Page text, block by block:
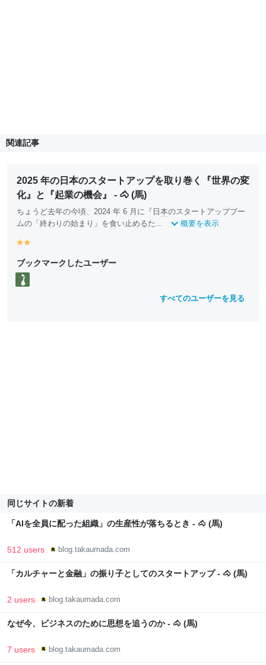
関連記事
2025 年の日本のスタートアップを取り巻く『世界の変
化』と『起業の機会』 - 🐴 (馬)
ちょうど去年の今頃、2024 年 6 月に『日 本のスタートアップブー
ムの「終わりの始まり」を食い止めるた... 概要を表示
y
ll
o
w
ll
o
w
ブックマークしたユーザー
すべてのユーザーを見る
同じサイトの新着
「AIを全員に配った組織」の生産性が落ちるとき - 🐴 (馬)
512 users blog.takaumada.com
「カルチャーと金融」の振り子としてのスタートアップ - 🐴 (馬)
2 users blog.takaumada.com
なぜ今、ビジネスのために思想を追うのか - 🐴 (馬)
7 users blog.takaumada.com